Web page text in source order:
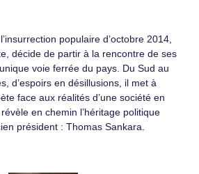
populaire d’octobre 2014,
décide de partir à la rencontre de ses
voie ferrée du pays. Du Sud au
d’espoirs en désillusions, il met à
face aux réalités d’une société en
en chemin l’héritage politique
président : Thomas Sankara.